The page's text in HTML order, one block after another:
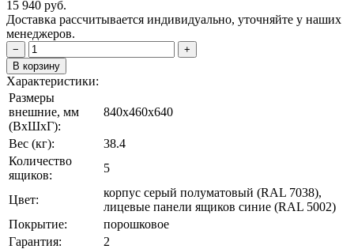
15 940 руб.
Доставка рассчитывается индивидуально, уточняйте у наших
менеджеров.
−
+
В корзину
Характеристики:
Размеры
внешние, мм
(ВxШxГ):
840x460x640
Вес (кг):
38.4
Количество
ящиков:
5
Цвет:
корпус серый полуматовый (RAL 7038),
лицевые панели ящиков синие (RAL 5002)
Покрытие:
порошковое
Гарантия:
2